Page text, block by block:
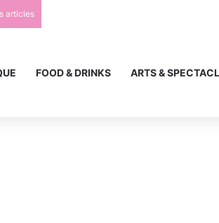
articles
FOOD & DRINKS ARTS &